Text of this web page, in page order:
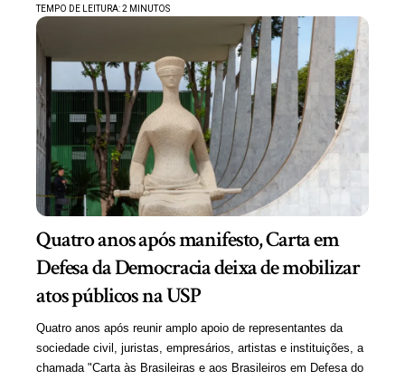
TEMPO DE LEITURA: 2 MINUTOS
Quatro anos após manifesto, Carta em
Defesa da Democracia deixa de mobilizar
atos públicos na USP
Quatro anos após reunir amplo apoio de representantes da
sociedade civil, juristas, empresários, artistas e instituições, a
chamada "Carta às Brasileiras e aos Brasileiros em Defesa do